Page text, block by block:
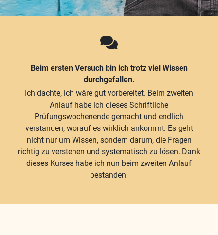
Beim ersten Versuch bin ich trotz viel Wissen
durchgefallen.
Ich dachte, ich wäre gut vorbereitet. Beim zweiten
Anlauf habe ich dieses Schriftliche
Prüfungswochenende gemacht und endlich
verstanden, worauf es wirklich ankommt. Es geht
nicht nur um Wissen, sondern darum, die Fragen
richtig zu verstehen und systematisch zu lösen. Dank
dieses Kurses habe ich nun beim zweiten Anlauf
bestanden!